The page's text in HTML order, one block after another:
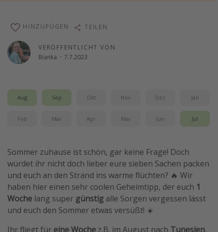
Schönste Naturwunder der Welt
Digital Nomad Tipps
Beste Reiseziele 20225
VERÖFFENTLICHT VON
Bianka · 7.7.2023
HINZUFÜGEN TEILEN
Aug Sep Okt Nov Dez Jan
Feb Mär Apr Mai Jun Jul
Sommer zuhause ist schön, gar keine Frage! Doch
würdet ihr nicht doch lieber eure sieben Sachen packen
und euch an den Strand ins warme flüchten? 🔥 Wir
haben hier einen sehr coolen Geheimtipp, der euch 1
Woche lang super günstig alle Sorgen vergessen lässt
und euch den Sommer etwas versüßt! ☀️
Ihr fliegt für eine Woche z.B. im August nach Tunesien,